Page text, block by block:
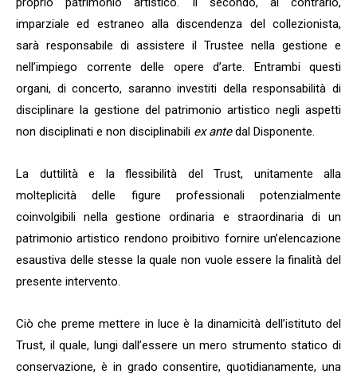
imparziale ed estraneo alla discendenza del collezionista,
sarà responsabile di assistere il Trustee nella gestione e
nell’impiego corrente delle opere d’arte. Entrambi questi
organi, di concerto, saranno investiti della responsabilità di
disciplinare la gestione del patrimonio artistico negli aspetti
non disciplinati e non disciplinabili ex antedal Disponente.
La duttilità e la flessibilità del Trust, unitamente alla
molteplicità delle figure professionali potenzialmente
coinvolgibili nella gestione ordinaria e straordinaria di un
patrimonio artistico rendono proibitivo fornire un’elencazione
esaustiva delle stesse la quale non vuole essere la finalità del
presente intervento.
Ciò che preme mettere in luce è la dinamicità dell’istituto del
Trust, il quale, lungi dall’essere un mero strumento statico di
conservazione, è in grado consentire, quotidianamente, una